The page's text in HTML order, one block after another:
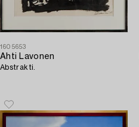
1605653
Ahti Lavonen
Abstrakti.